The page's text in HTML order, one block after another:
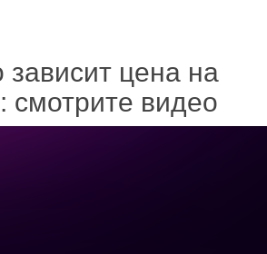
зависит цена на
смотрите видео